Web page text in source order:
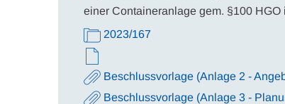
einer Containeranlage gem. §100 HGO
2023/167
Beschlussvorlage (Anlage 2 -
Beschlussvorlage (Anlage 3 -